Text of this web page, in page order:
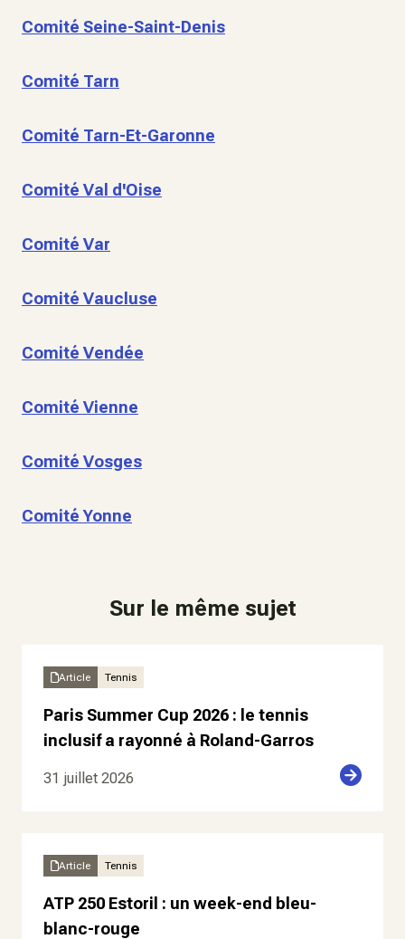
Comité Seine-Saint-Denis
Comité Tarn
Comité Tarn-Et-Garonne
Comité Val d'Oise
Comité Var
Comité Vaucluse
Comité Vendée
Comité Vienne
Comité Vosges
Comité Yonne
Sur le même sujet
Article Tennis
Paris Summer Cup 2026 : le tennis
inclusif a rayonné à Roland-Garros
31 juillet 2026
Article Tennis
ATP 250 Estoril : un week-end bleu-
blanc-rouge